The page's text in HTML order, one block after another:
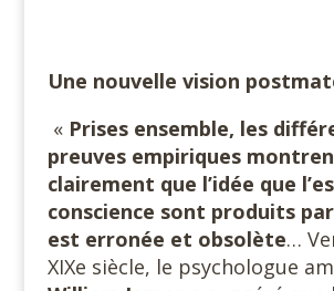
Une nouvelle vision
« Prises ensemble, les
preuves empiriques
clairement que l’idée que
conscience sont produits
est erronée et obsolète…
XIXe siècle, le psychologue